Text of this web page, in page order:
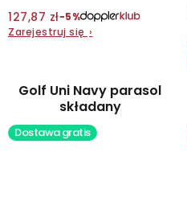
127,87 zł−5%
Zarejestruj się ›
Golf Uni Navy parasol
składany
Dostawa gratis